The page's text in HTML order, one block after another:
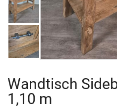
Wandtisch
1,10 m